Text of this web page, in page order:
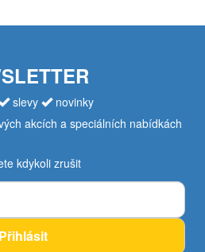
slevy
novinky
akcích a speciálních nabídkách
kdykoli zrušit
Přihlásit